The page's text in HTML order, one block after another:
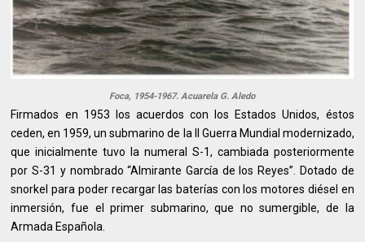
Foca, 1954-1967. Acuarela G. Aledo
Firmados en 1953 los acuerdos con los Estados Unidos, éstos
ceden, en 1959, un submarino de la II Guerra Mundial modernizado,
que inicialmente tuvo la numeral S-1, cambiada posteriormente
por S-31 y nombrado “Almirante García de los Reyes”. Dotado de
snorkel para poder recargar las baterías con los motores diésel en
inmersión, fue el primer submarino, que no sumergible, de la
Armada Española.